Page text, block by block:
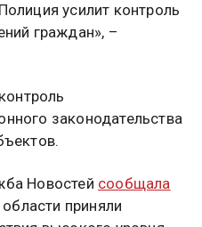
усилит контроль
граждан», –
законодательства
Новостей сообщала
приняли